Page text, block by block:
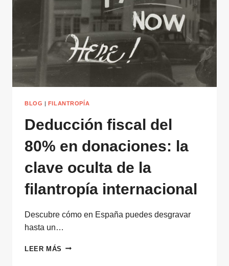
BLOG FILANTROPÍA
Deducción fiscal del
80% en donaciones: la
clave oculta de la
filantropía internacional
Descubre cómo en España puedes desgravar
hasta un…
LEER MÁS DEDUCCIÓN